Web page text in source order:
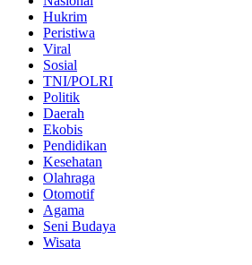
Hukrim
Peristiwa
Viral
Sosial
TNI/POLRI
Politik
Daerah
Ekobis
Pendidikan
Kesehatan
Olahraga
Otomotif
Agama
Seni Budaya
Wisata